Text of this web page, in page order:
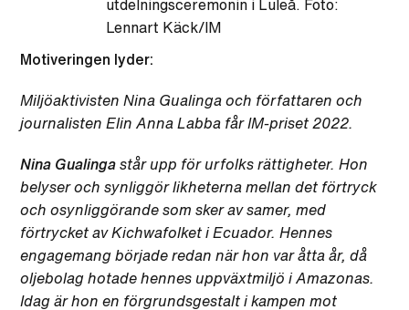
utdelningsceremonin i Luleå. Foto:
Lennart Käck/IM
Motiveringen lyder:
Miljöaktivisten Nina Gualinga och författaren och
journalisten Elin Anna Labba får IM-priset 2022.
Nina Gualinga står upp för urfolks rättigheter. Hon
belyser och synliggör likheterna mellan det förtryck
och osynliggörande som sker av samer, med
förtrycket av Kichwafolket i Ecuador. Hennes
engagemang började redan när hon var åtta år, då
oljebolag hotade hennes uppväxtmiljö i Amazonas.
Idag är hon en förgrundsgestalt i kampen mot